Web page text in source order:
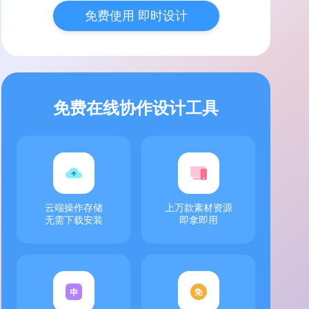
免费使用 即时设计
免费在线协作设计工具
云端操作存储
无需下载安装
上万款素材资源
即拿即用